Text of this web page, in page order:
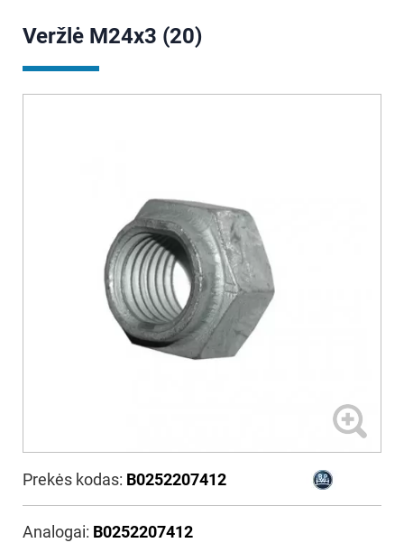
Veržlė M24x3 (20)
Prekės kodas: B0252207412
Analogai: B0252207412